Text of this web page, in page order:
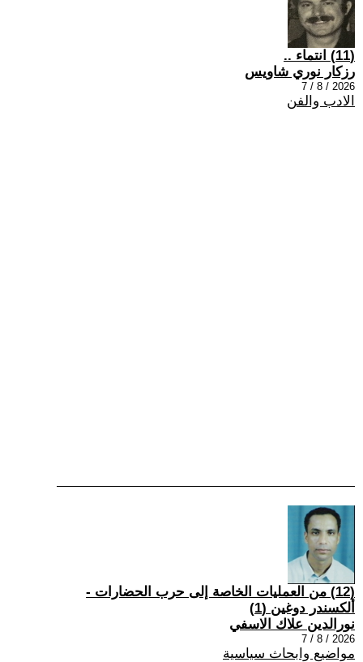
(11) انتماء ..
رزكار نوري شاويس
2026 / 8 / 7
الادب والفن
(12) من العمليات الخاصة إلى حرب الحضارات -
ألكسندر دوغين (1)
نورالدين علاك الاسفي
2026 / 8 / 7
مواضيع وابحاث سياسية